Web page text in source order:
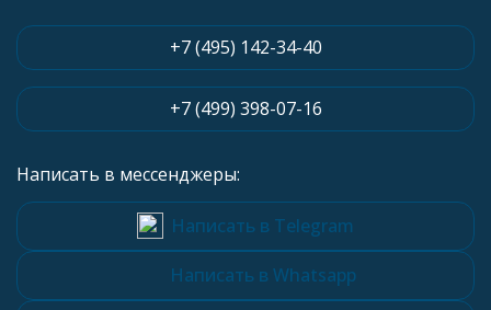
+7 (495) 142-34-40
+7 (499) 398-07-16
Написать в мессенджеры:
Написать в Telegram
Написать в Whatsapp